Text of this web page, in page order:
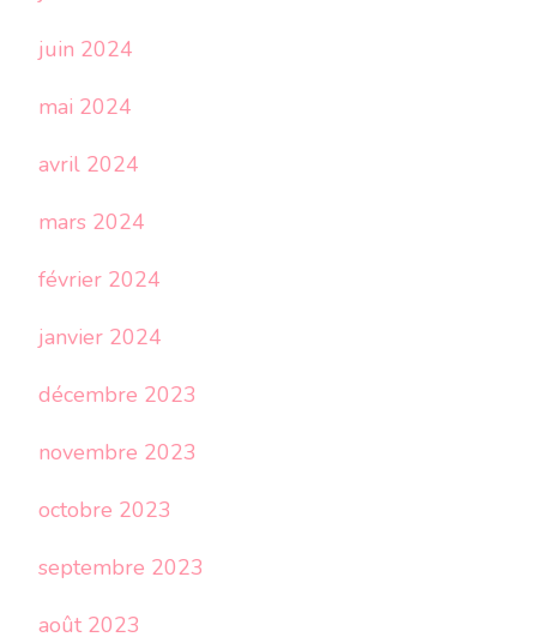
juin 2024
mai 2024
avril 2024
mars 2024
février 2024
janvier 2024
décembre 2023
novembre 2023
octobre 2023
septembre 2023
août 2023